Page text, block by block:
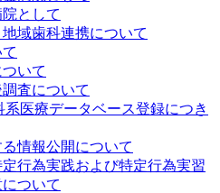
として
域歯科連携について
いて
査について
医療データベース登録につき
情報公開について
行為実践および特定行為実習
ついて